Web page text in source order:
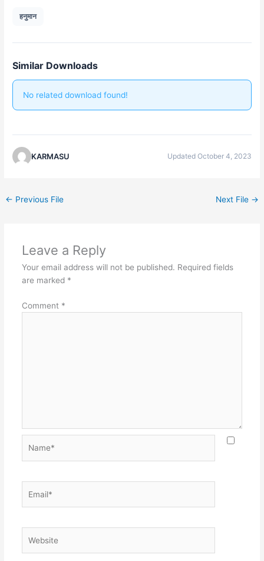
हनुमान
Similar Downloads
No related download found!
KARMASU Updated October 4, 2023
← Previous File Next File →
Leave a Reply
Your email address will not be published. Required fields
are marked *
Comment *